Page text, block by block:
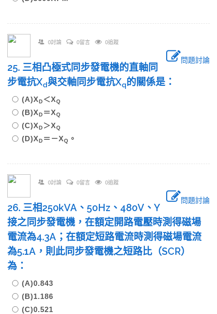
0討論 0留言 0追蹤
問題討論
25. 三相凸極式同步發電機的直軸同
步電抗Xd與交軸同步電抗Xq的關係是：
(A)XD＜XQ
(B)XD ＝XQ
(C)XD＞XQ
(D)XD ＝－XQ 。
0討論 0留言 0追蹤
問題討論
26. 三相250kVA、50Hz、480V、Y
接之同步發電機，在額定開路電壓時測得磁場
電流為4.3A；在額定短路電流時測得磁場電流
為5.1A，則此同步發電機之短路比（SCR）
為：
(A)0.843
(B)1.186
(C)0.521